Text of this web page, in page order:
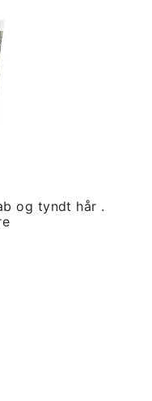
og tyndt hår .